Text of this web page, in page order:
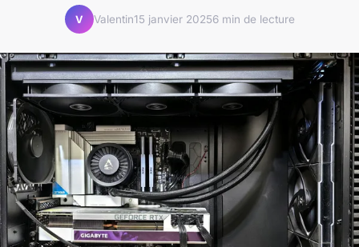
V Valentin15 janvier 20256 min de lecture